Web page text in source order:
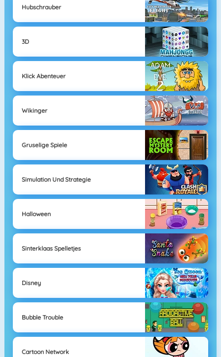
Hubschrauber
3D
Klick Abenteuer
Wikinger
Gruselige Spiele
Simulation Und Strategie
Halloween
Sinterklaas Spelletjes
Disney
Bubble Trouble
Cartoon Network